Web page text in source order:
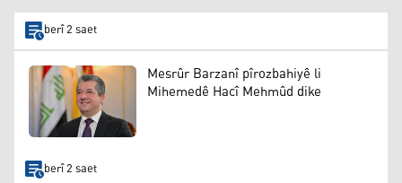
berî 2 saet
Mesrûr Barzanî pîrozbahiyê li
Mihemedê Hacî Mehmûd dike
berî 2 saet